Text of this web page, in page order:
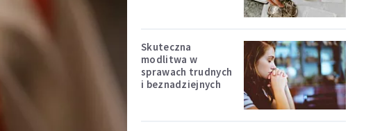
Skuteczna
modlitwa w
sprawach trudnych
i beznadziejnych